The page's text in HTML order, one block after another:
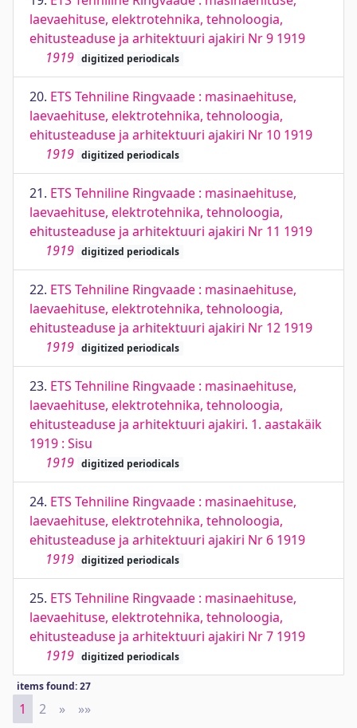
laevaehituse, elektrotehnika, tehnoloogia,
ehitusteaduse ja arhitektuuri ajakiri Nr 9 1919
1919 digitized periodicals
20. ETS Tehniline Ringvaade : masinaehituse,
laevaehituse, elektrotehnika, tehnoloogia,
ehitusteaduse ja arhitektuuri ajakiri Nr 10 1919
1919 digitized periodicals
21. ETS Tehniline Ringvaade : masinaehituse,
laevaehituse, elektrotehnika, tehnoloogia,
ehitusteaduse ja arhitektuuri ajakiri Nr 11 1919
1919 digitized periodicals
22. ETS Tehniline Ringvaade : masinaehituse,
laevaehituse, elektrotehnika, tehnoloogia,
ehitusteaduse ja arhitektuuri ajakiri Nr 12 1919
1919 digitized periodicals
23. ETS Tehniline Ringvaade : masinaehituse,
laevaehituse, elektrotehnika, tehnoloogia,
ehitusteaduse ja arhitektuuri ajakiri. 1. aastakäik
1919 : Sisu
1919 digitized periodicals
24. ETS Tehniline Ringvaade : masinaehituse,
laevaehituse, elektrotehnika, tehnoloogia,
ehitusteaduse ja arhitektuuri ajakiri Nr 6 1919
1919 digitized periodicals
25. ETS Tehniline Ringvaade : masinaehituse,
laevaehituse, elektrotehnika, tehnoloogia,
ehitusteaduse ja arhitektuuri ajakiri Nr 7 1919
1919 digitized periodicals
items found: 27
1 2 » Next
»»